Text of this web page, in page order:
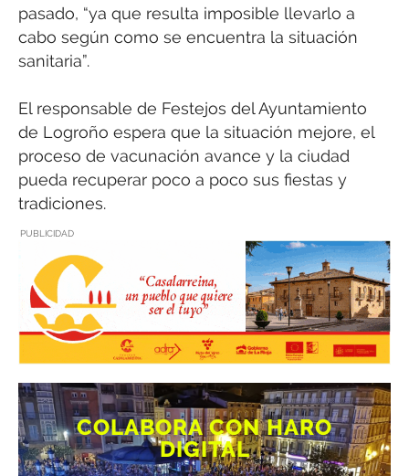
pasado, “ya que resulta imposible llevarlo a
cabo según como se encuentra la situación
sanitaria”.
El responsable de Festejos del Ayuntamiento
de Logroño espera que la situación mejore, el
proceso de vacunación avance y la ciudad
pueda recuperar poco a poco sus fiestas y
tradiciones.
PUBLICIDAD
COLABORA CON HARO
DIGITAL